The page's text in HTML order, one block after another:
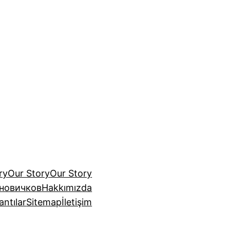
Our StoryOur Story
Hakkımızda
Sitemapİletişim